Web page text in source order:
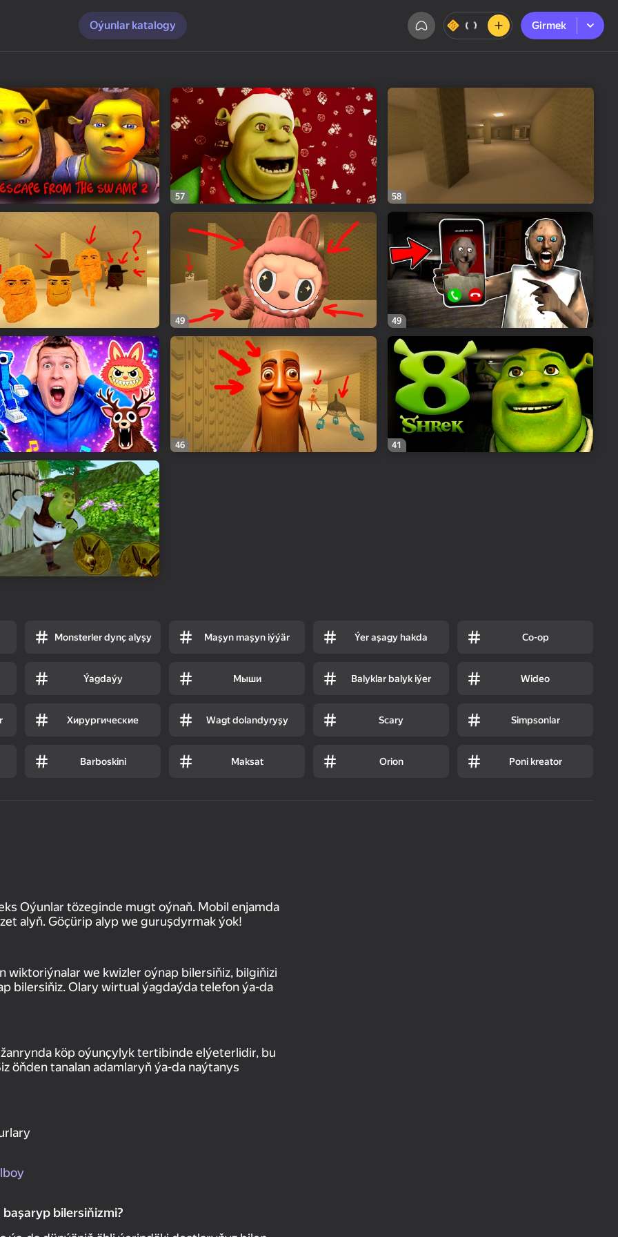
Oýunlar katalogy
Girmek
Girmek
57 58
49 49
46 41
Monsterler dynç alyşy Maşyn maşyn iýýär Ýer aşagy hakda Co-op
Ýagdaýy Мыши Balyklar balyk iýer Wideo
Хирургические Wagt dolandyryşy Scary Simpsonlar
Barboskini Maksat Orion Poni kreator
Oýunlar tözeginde mugt oýnaň. Mobil enjamda
alyň. Göçürip alyp we guruşdyrmak ýok!
wiktoriýnalar we kwizler oýnap bilersiňiz, bilgiňizi
bilersiňiz. Olary wirtual ýagdaýda telefon ýa-da
köp oýunçylyk tertibinde elýeterlidir, bu
öňden tanalan adamlaryň ýa-da naýtanys
bilersiňizmi?